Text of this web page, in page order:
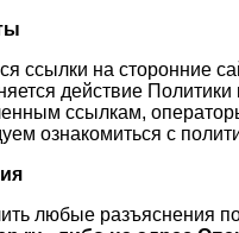
ссылки на сторонние
действие
ссылкам,
ознакомиться с
любые разъяснения